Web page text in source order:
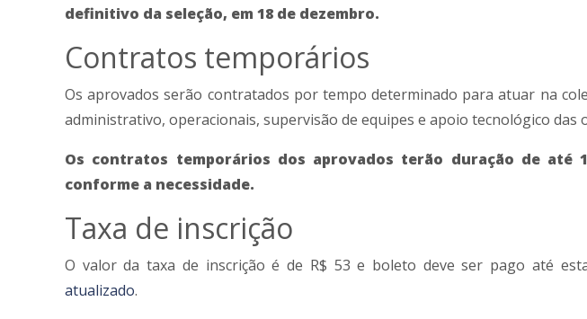
definitivo da seleção, em 18 de dezembro.
Contratos temporários
Os aprovados serão contratados por tempo determinado para atuar na
administrativo, operacionais, supervisão de equipes e apoio tecnológico das
Os contratos temporários dos aprovados terão duração de até
conforme a necessidade.
Taxa de inscrição
O valor da taxa de inscrição é de R$ 53 e boleto deve ser pago até
atualizado.